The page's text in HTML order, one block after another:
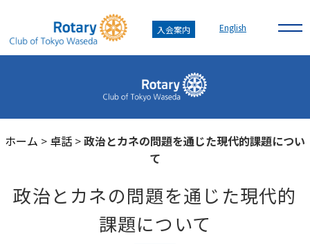
入会案内 English
ホーム > 卓話 >政治とカネの問題を通じた現代的課題につい
て
政治とカネの問題を通じた現代的
課題について